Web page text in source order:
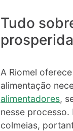
Tudo
A Riomel
alimentação
alimentadores,
nesse processo.
colmeias,